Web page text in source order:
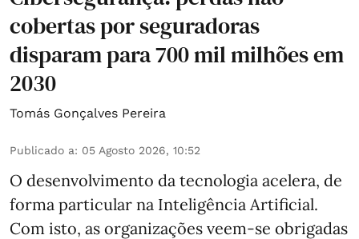
cobertas por seguradoras
disparam para 700 mil milhões em
2030
Tomás Gonçalves Pereira
Publicado a: 05 Agosto 2026, 10:52
O desenvolvimento da tecnologia acelera, de
forma particular na Inteligência Artificial.
Com isto, as organizações veem-se obrigadas